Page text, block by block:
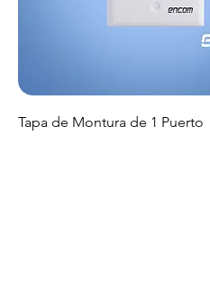
Tapa de Montura de 1 Puerto